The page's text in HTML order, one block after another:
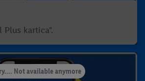
kartica".
Not available anymore